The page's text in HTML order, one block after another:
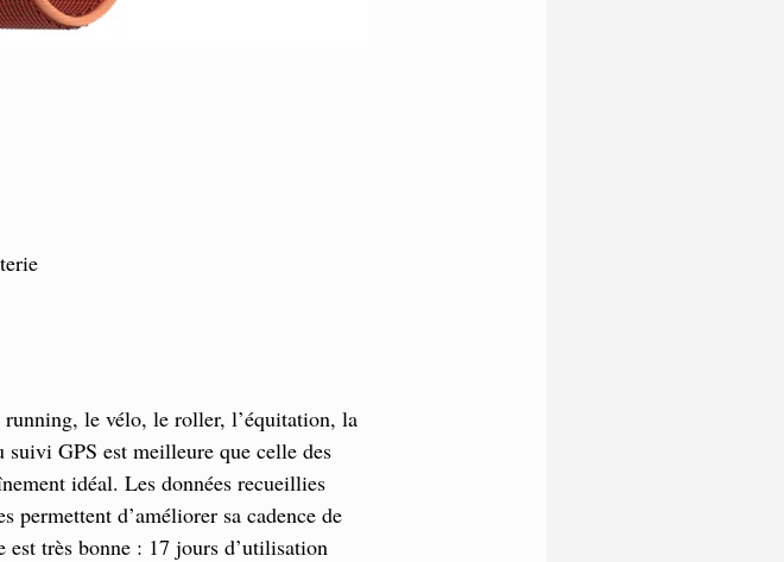
le vélo, le roller, l’équitation, la
GPS est meilleure que celle des
idéal. Les données recueillies
permettent d’améliorer sa cadence de
est très bonne : 17 jours d’utilisation